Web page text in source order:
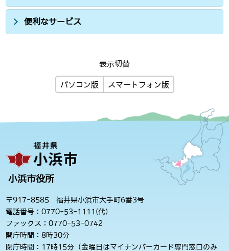
便利なサービス
表示切替
パソコン版 スマートフォン版
小浜市役所
〒917-8585 福井県小浜市大手町6番3号
電話番号：0770-53-1111(代)
ファックス：0770-53-0742
開庁時間：8時30分
閉庁時間：17時15分（金曜日はマイナンバーカード専門窓口のみ